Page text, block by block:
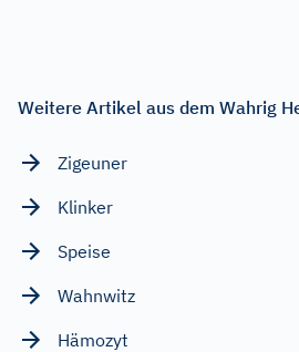
Weitere Artikel aus dem Wahrig
Zigeuner
Klinker
Speise
Wahnwitz
Hämozyt